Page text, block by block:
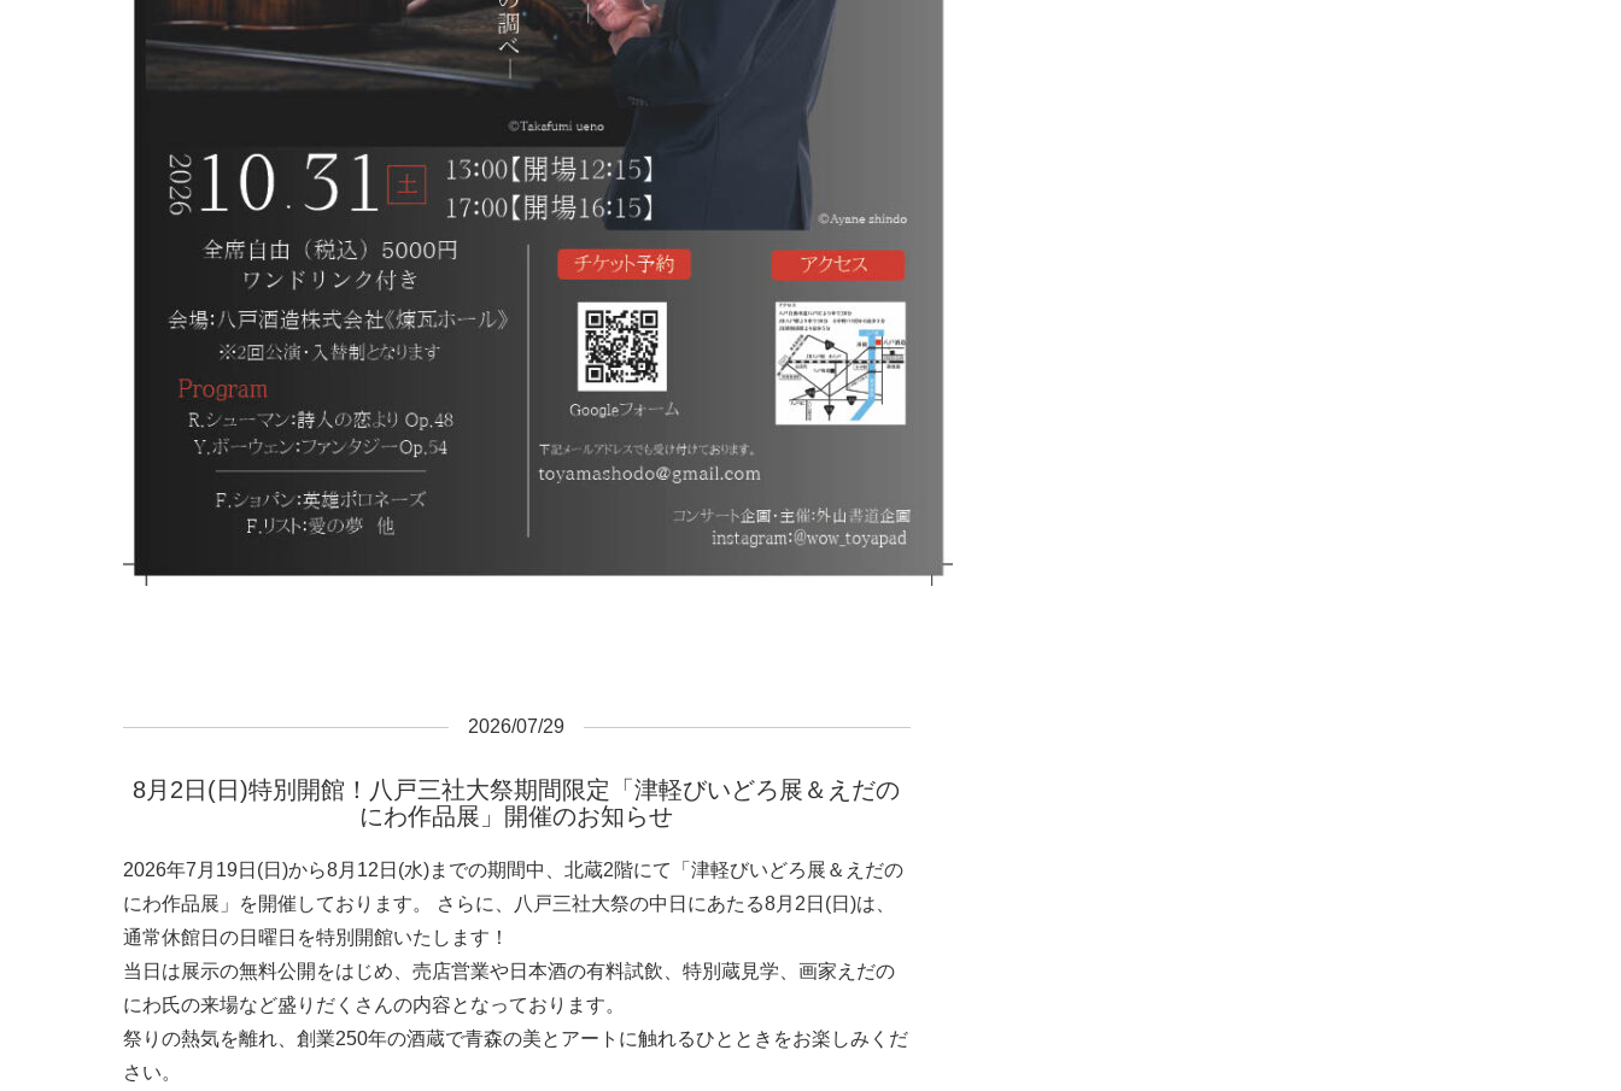
2026/07/29
8月2日(日)特別開館！八戸三社大祭期間限定「津軽びいどろ展＆えだの
にわ作品展」開催のお知らせ
2026年7月19日(日)から8月12日(水)までの期間中、北蔵2階にて「津軽びいどろ展＆えだの
にわ作品展」を開催しております。 さらに、八戸三社大祭の中日にあたる8月2日(日)は、
通常休館日の日曜日を特別開館いたします！
当日は展示の無料公開をはじめ、売店営業や日本酒の有料試飲、特別蔵見学、画家えだの
にわ氏の来場など盛りだくさんの内容となっております。
祭りの熱気を離れ、創業250年の酒蔵で青森の美とアートに触れるひとときをお楽しみくだ
さい。